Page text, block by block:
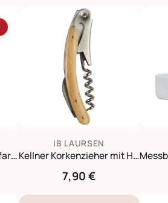
Ausstechform messingfarben aus Metall
IB LAURSEN
Kellner Korkenzieher mit Holzgriff
7,90 €